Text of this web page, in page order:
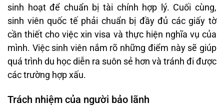
sinh hoạt để chuẩn bị tài chính hợp lý. Cuối cùng,
sinh viên quốc tế phải chuẩn bị đầy đủ các giấy tờ
cần thiết cho việc xin visa và thực hiện nghĩa vụ của
mình. Việc sinh viên nắm rõ những điểm này sẽ giúp
quá trình du học diễn ra suôn sẻ hơn và tránh đi được
các trường hợp xấu.
Trách nhiệm của người bảo lãnh